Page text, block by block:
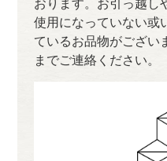
おります。お引っ越し
使用になっていない或
ているお品物がござい
までご連絡ください。